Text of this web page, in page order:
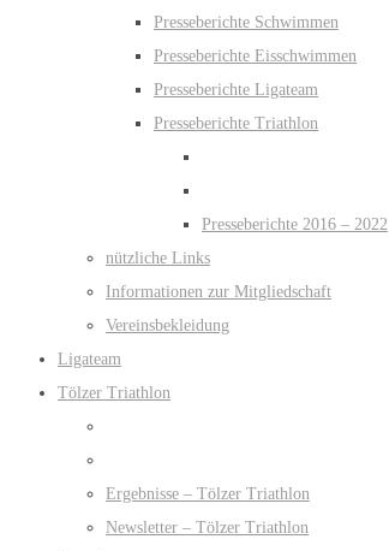
Presseberichte Schwimmen
Presseberichte Eisschwimmen
Presseberichte Ligateam
Presseberichte Triathlon
Presseberichte 2016 – 2022
nützliche Links
Informationen zur Mitgliedschaft
Vereinsbekleidung
Ligateam
Tölzer Triathlon
Ergebnisse – Tölzer Triathlon
Newsletter – Tölzer Triathlon